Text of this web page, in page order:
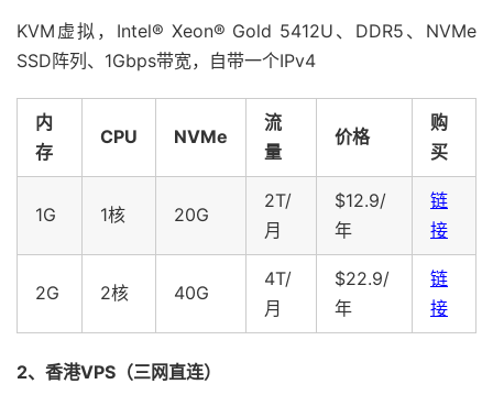
KVM虚拟，Intel® Xeon® Gold 5412U、DDR5、NVMe
SSD阵列、1Gbps带宽，自带一个IPv4
内
存
CPU NVMe
流
量
价格
购
买
1G 1核 20G
2T/
月
$12.9/
年
链
接
2G 2核 40G
4T/
月
$22.9/
年
链
接
2、香港VPS（三网直连）